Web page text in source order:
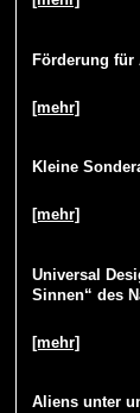
Förderung für
[mehr]
Kleine
[mehr]
Universal
Sinnen“ des
[mehr]
Aliens unter